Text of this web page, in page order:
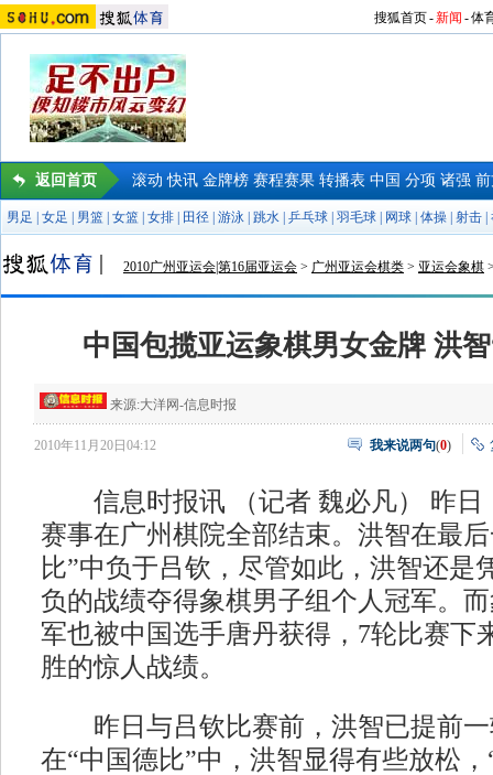
搜狐首页-新闻 -体
返回首页 滚动 快讯 金牌榜 赛程赛果 转播表 中国 分项 诸强
男足 女足 男篮 女篮 女排 田径 游泳 跳水 乒乓球 羽毛球 网球 体操 射击
2010广州亚运会|第16届亚运会 > 广州亚运会棋类 > 亚运会象棋
中国包揽亚运象棋男女金牌 洪
来源:大洋网-信息时报
2010年11月20日04:12 我来说两句(0)
信息时报讯 （记者 魏必凡） 昨日
赛事在广州棋院全部结束。洪智在最
比”中负于吕钦，尽管如此，洪智还是
负的战绩夺得象棋男子组个人冠军。
军也被中国选手唐丹获得，7轮比赛下
胜的惊人战绩。
昨日与吕钦比赛前，洪智已提前一
在“中国德比”中，洪智显得有些放松